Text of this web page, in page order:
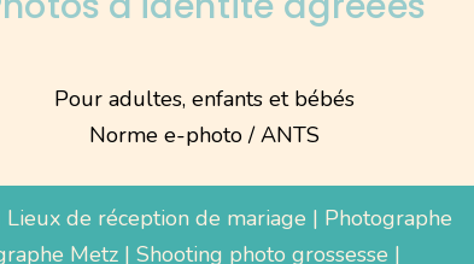
Pour adultes, enfants et bébés
Norme e-photo / ANTS
Lieux de réception de mariage | Photographe
Metz | Shooting photo grossesse |